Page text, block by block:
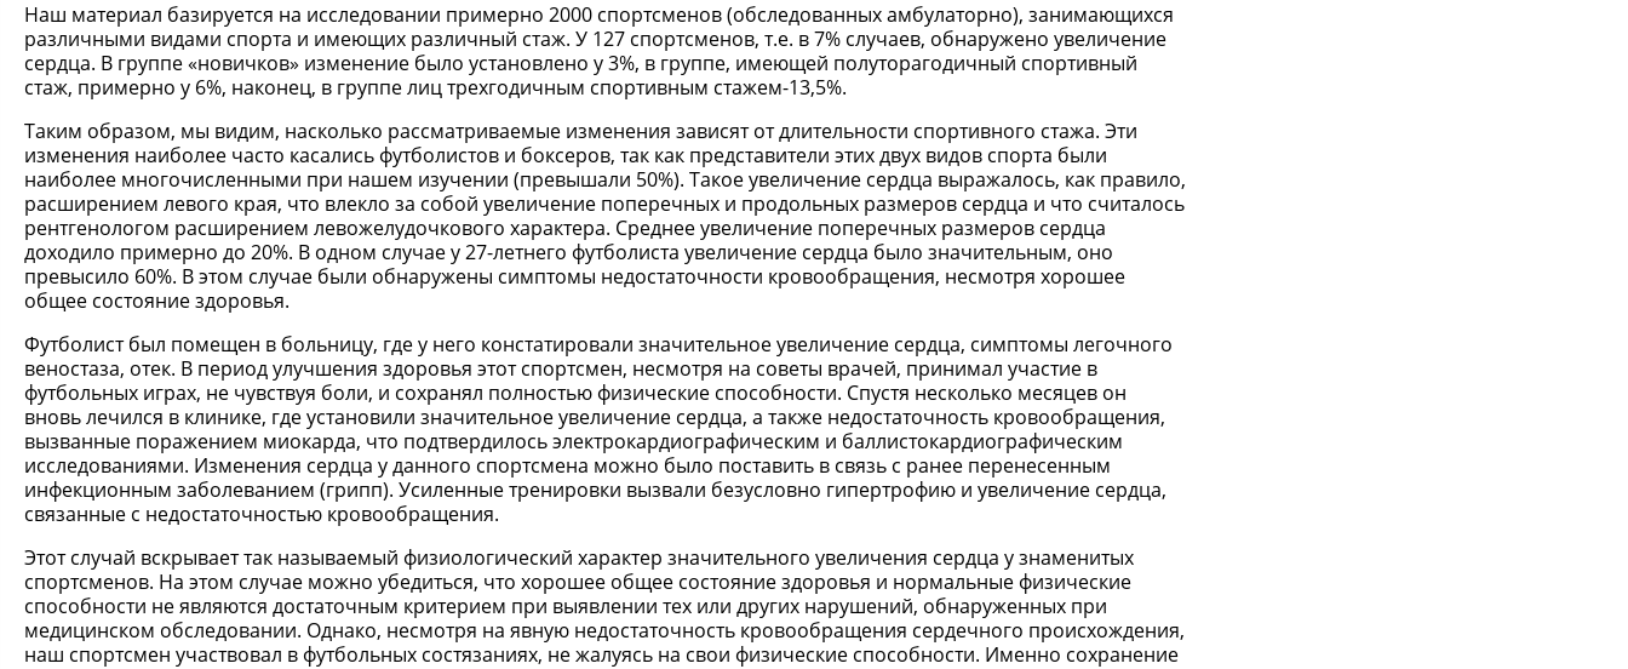
Наш материал базируется на исследовании примерно 2000 спортсменов (обследованных амбулаторно), занимающихся
различными видами спорта и имеющих различный стаж. У 127 спортсменов, т.е. в 7% случаев, обнаружено увеличение
сердца. В группе «новичков» изменение было установлено у 3%, в группе, имеющей полуторагодичный спортивный
стаж, примерно у 6%, наконец, в группе лиц трехгодичным спортивным стажем-13,5%.
Таким образом, мы видим, насколько рассматриваемые изменения зависят от длительности спортивного стажа. Эти
изменения наиболее часто касались футболистов и боксеров, так как представители этих двух видов спорта были
наиболее многочисленными при нашем изучении (превышали 50%). Такое увеличение сердца выражалось, как правило,
расширением левого края, что влекло за собой увеличение поперечных и продольных размеров сердца и что считалось
рентгенологом расширением левожелудочкового характера. Среднее увеличение поперечных размеров сердца
доходило примерно до 20%. В одном случае у 27-летнего футболиста увеличение сердца было значительным, оно
превысило 60%. В этом случае были обнаружены симптомы недостаточности кровообращения, несмотря хорошее
общее состояние здоровья.
Футболист был помещен в больницу, где у него констатировали значительное увеличение сердца, симптомы легочного
веностаза, отек. В период улучшения здоровья этот спортсмен, несмотря на советы врачей, принимал участие в
футбольных играх, не чувствуя боли, и сохранял полностью физические способности. Спустя несколько месяцев он
вновь лечился в клинике, где установили значительное увеличение сердца, а также недостаточность кровообращения,
вызванные поражением миокарда, что подтвердилось электрокардиографическим и баллистокардиографическим
исследованиями. Изменения сердца у данного спортсмена можно было поставить в связь с ранее перенесенным
инфекционным заболеванием (грипп). Усиленные тренировки вызвали безусловно гипертрофию и увеличение сердца,
связанные с недостаточностью кровообращения.
Этот случай вскрывает так называемый физиологический характер значительного увеличения сердца у знаменитых
спортсменов. На этом случае можно убедиться, что хорошее общее состояние здоровья и нормальные физические
способности не являются достаточным критерием при выявлении тех или других нарушений, обнаруженных при
медицинском обследовании. Однако, несмотря на явную недостаточность кровообращения сердечного происхождения,
наш спортсмен участвовал в футбольных состязаниях, не жалуясь на свои физические способности. Именно сохранение